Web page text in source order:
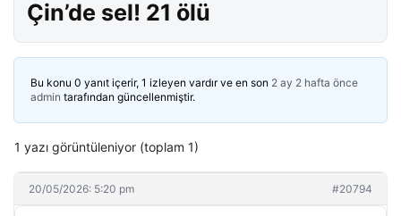
Çin’de sel! 21 ölü
Bu konu 0 yanıt içerir, 1 izleyen vardır ve en son 2 ay 2 hafta önce
admin tarafından güncellenmiştir.
1 yazı görüntüleniyor (toplam 1)
20/05/2026: 5:20 pm #20794